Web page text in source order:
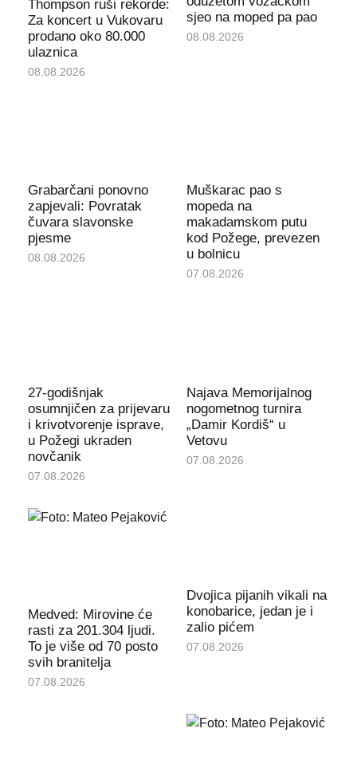
Thompson ruši rekorde:
Za koncert u Vukovaru
prodano oko 80.000
ulaznica
08.08.2026
sjeo na moped pa pao
08.08.2026
Grabarčani ponovno
zapjevali: Povratak
čuvara slavonske
pjesme
08.08.2026
Muškarac pao s
mopeda na
makadamskom putu
kod Požege, prevezen
u bolnicu
07.08.2026
27-godišnjak
osumnjičen za prijevaru
i krivotvorenje isprave,
u Požegi ukraden
novčanik
07.08.2026
Najava Memorijalnog
nogometnog turnira
„Damir Kordiš“ u
Vetovu
07.08.2026
Medved: Mirovine će
rasti za 201.304 ljudi.
To je više od 70 posto
svih branitelja
07.08.2026
Dvojica pijanih vikali na
konobarice, jedan je i
zalio pićem
07.08.2026